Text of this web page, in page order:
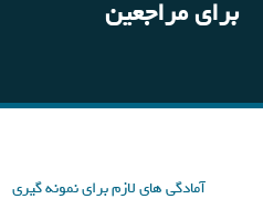
برای مراجعین
آمادگی های لازم برای نمونه گیری